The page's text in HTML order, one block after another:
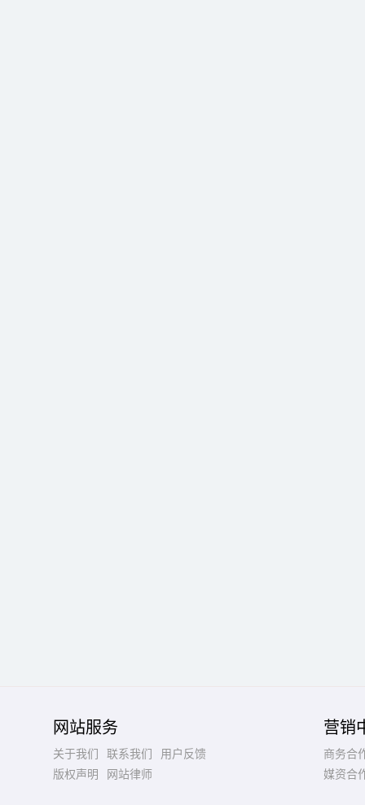
网站服务
关于我们 联系我们
用户反馈
版权声明
网站律师
营销
商务合
媒资合